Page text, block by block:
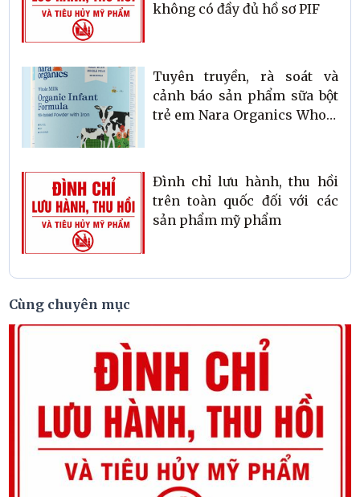
không có đầy đủ hồ sơ PIF
Tuyên truyền, rà soát và
cảnh báo sản phẩm sữa bột
trẻ em Nara Organics Whole
Đình chỉ lưu hành, thu hồi
trên toàn quốc đối với các
sản phẩm mỹ phẩm
Cùng chuyên mục